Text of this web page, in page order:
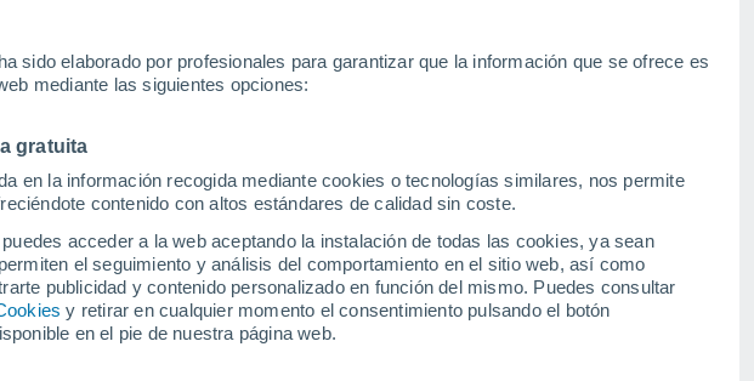
sido elaborado por profesionales para garantizar que la información que se ofrece es
mediante las siguientes opciones:
gratuita
en la información recogida mediante cookies o tecnologías similares, nos permite
contenido con altos estándares de calidad sin coste.
acceder a la web aceptando la instalación de todas las cookies, ya sean
el seguimiento y análisis del comportamiento en el sitio web, así como
publicidad y contenido personalizado en función del mismo. Puedes consultar
y retirar en cualquier momento el consentimiento pulsando el botón
en el pie de nuestra página web.
Provincia de Alicante
las ciudades de la Provincia
de Alicante